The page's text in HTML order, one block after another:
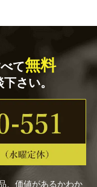
て無料
さい。
、価値があるかわか